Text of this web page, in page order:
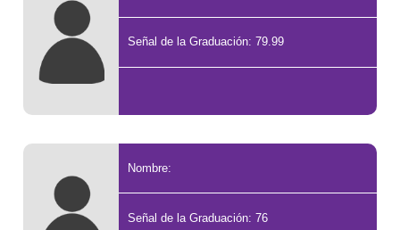
Señal de la Graduación: 79.99
Nombre:
Señal de la Graduación: 76